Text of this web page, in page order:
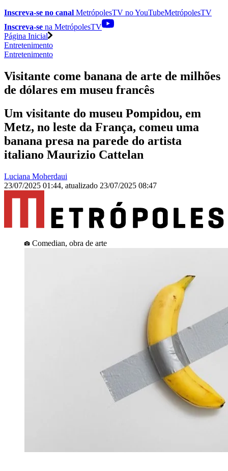
Inscreva-se no canal MetrópolesTV noYouTubeMetrópolesTV
Inscreva-se na MetrópolesTV
Página Inicial
Entretenimento
Entretenimento
Visitante come banana de arte de milhões
de dólares em museu francês
Um visitante do museu Pompidou, em
Metz, no leste da França, comeu uma
banana presa na parede do artista
italiano Maurizio Cattelan
Luciana Moherdaui
23/07/2025 01:44, atualizado 23/07/2025 08:47
Comedian, obra de arte